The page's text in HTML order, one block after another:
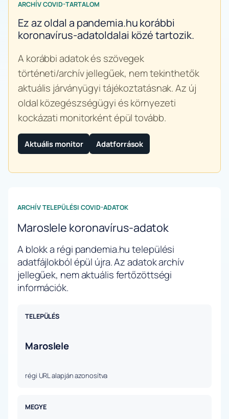
ARCHÍV COVID-TARTALOM
Ez az oldal a pandemia.hu korábbi
koronavírus-adatoldalai közé tartozik.
A korábbi adatok és szövegek
történeti/archív jellegűek, nem tekinthetők
aktuális járványügyi tájékoztatásnak. Az új
oldal közegészségügyi és környezeti
kockázati monitorként épül tovább.
Aktuális monitor Adatforrások
ARCHÍV TELEPÜLÉSI COVID-ADATOK
Maroslele koronavírus-adatok
A blokk a régi pandemia.hu települési
adatfájlokból épül újra. Az adatok archív
jellegűek, nem aktuális fertőzöttségi
információk.
TELEPÜLÉS
Maroslele
régi URL alapján azonosítva
MEGYE